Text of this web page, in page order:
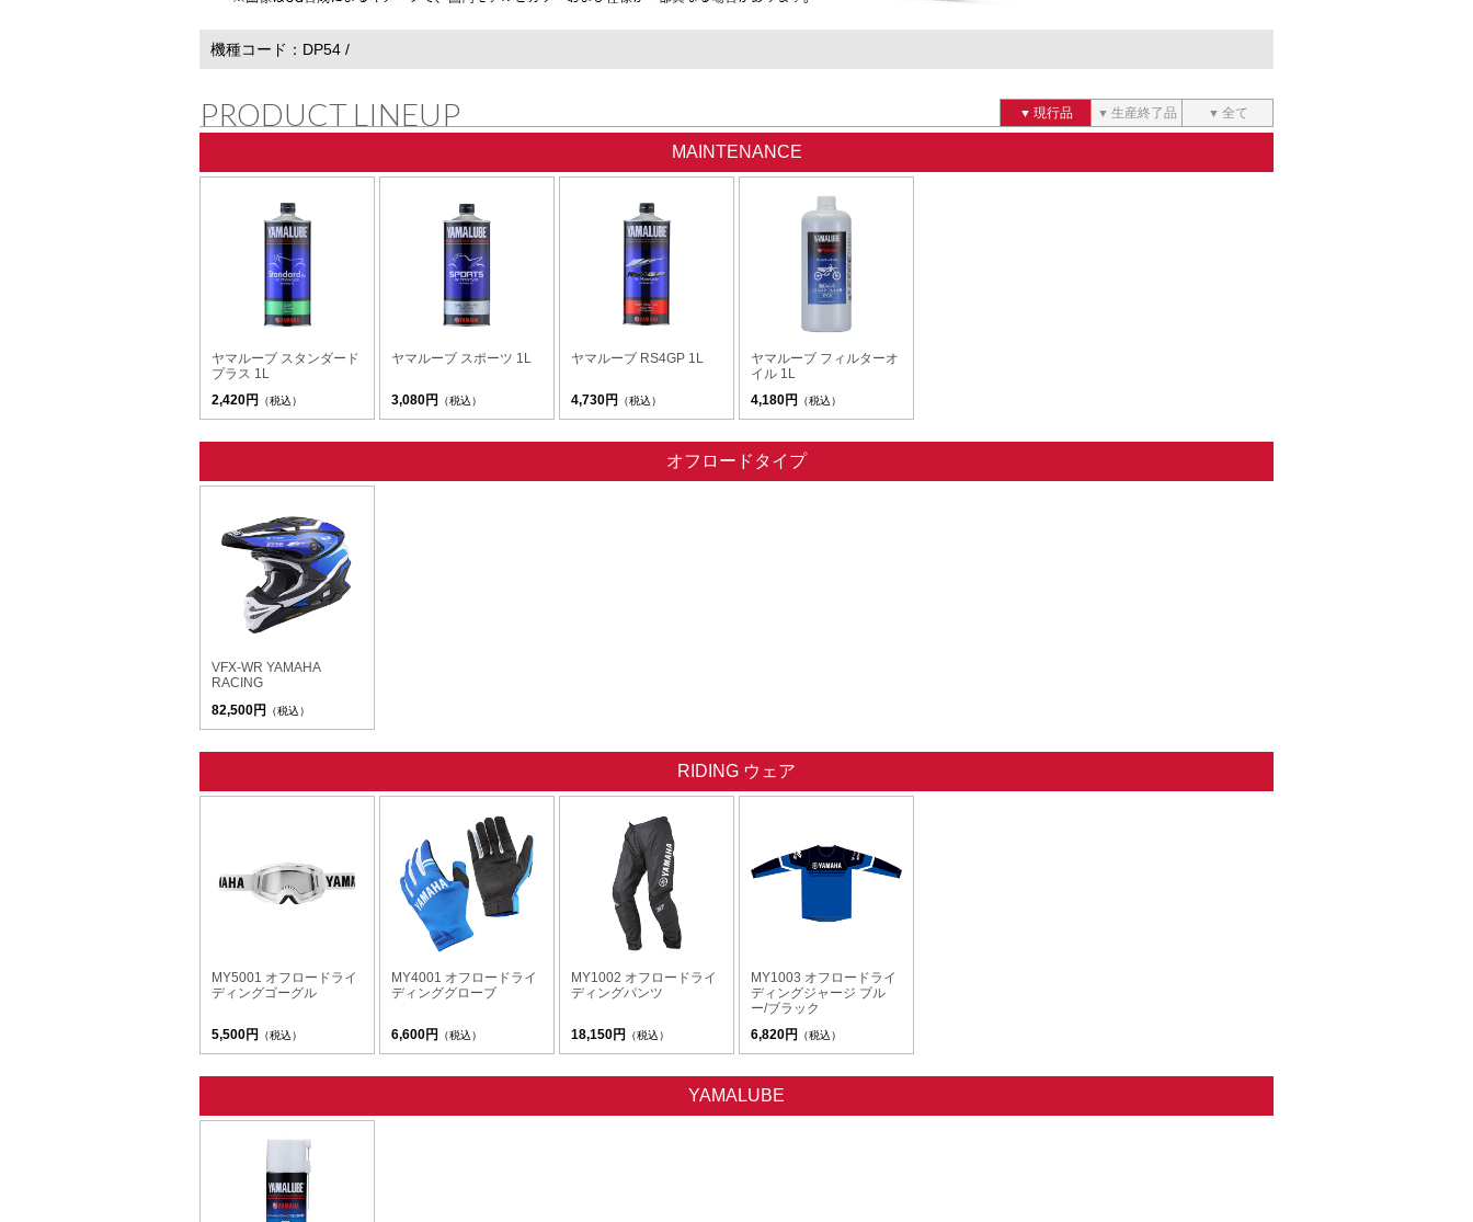
機種コード DP54
PRODUCT LINEUP 現行品 生産終了品 全て
MAINTENANCE
ヤマルーブ スタンダード
プラス 1L
2,420円
（税込）
ヤマルーブ スポーツ 1L
3,080円 （税込）
ヤマルーブ RS4GP 1L
4,730円 （税込）
ヤマルーブ フィルターオ
イル 1L
4,180円
（税込）
オフロードタイプ
VFX-WR YAMAHA
RACING
82,500円 （税込）
RIDING ウェア
MY5001 オフロードライ
ディングゴーグル
5,500円 （税込）
MY4001 オフロードライ
ディンググローブ
6,600円 （税込）
MY1002 オフロードライ
ディングパンツ
18,150円 （税込）
MY1003 オフロードライ
ディングジャージ ブル
ー/ブラック
6,820円
（税込）
YAMALUBE